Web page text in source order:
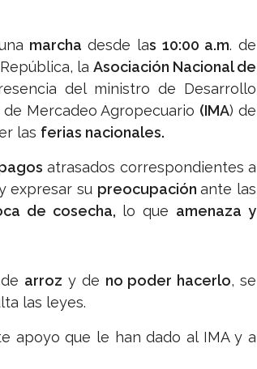
marcha desde las 10:00 a.m. de
la Asociación Nacional de
del ministro de Desarrollo
Mercadeo Agropecuario (IMA) de
las ferias nacionales.
atrasados correspondientes a
expresar su preocupaciónante las
de cosecha, lo que amenaza y
arroz y de no poder hacerlo, se
las leyes.
apoyo que le han dado al IMA y a